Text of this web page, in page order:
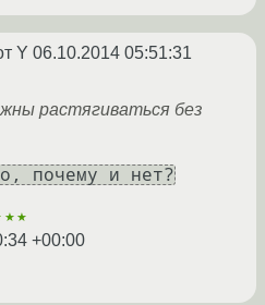
Y 06.10.2014 05:51:31
растягиваться без
почему и нет?
+00:00